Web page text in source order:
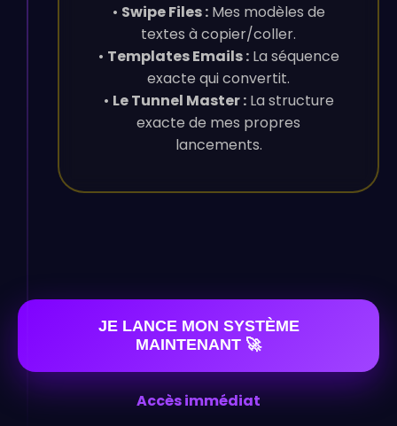
• Swipe Files :Mes modèles de
textes à copier/coller.
• Templates Emails :La séquence
exacte qui convertit.
• Le Tunnel Master :La structure
exacte de mes propres
lancements.
JE LANCE MON SYSTÈME
MAINTENANT 🚀
Accès immédiat